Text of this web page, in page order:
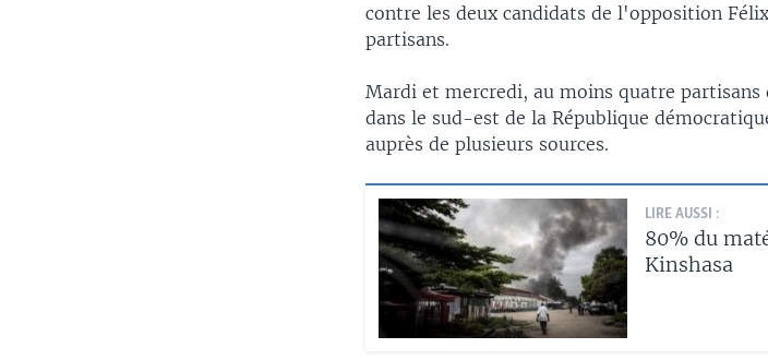
contre les deux candidats de l'opposition
partisans.
Mardi et mercredi, au moins quatre partisans
dans le sud-est de la République
auprès de plusieurs sources.
LIRE AUSSI :
80% du
Kinshasa